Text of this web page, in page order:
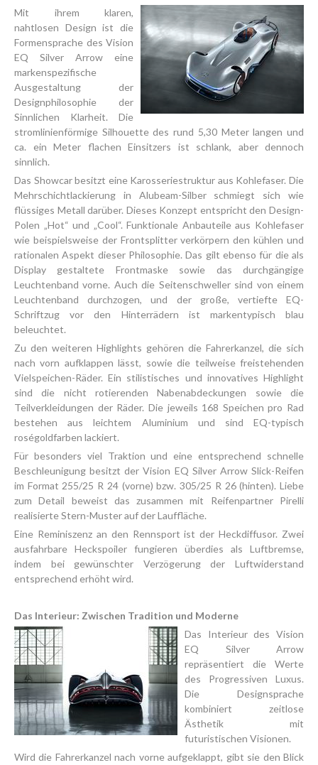
Mit ihrem klaren,
nahtlosen Design ist die
Formensprache des Vision
EQ Silver Arrow eine
markenspezifische
Ausgestaltung der
Designphilosophie der
Sinnlichen Klarheit. Die
stromlinienförmige Silhouette des rund 5,30 Meter langen und
ca. ein Meter flachen Einsitzers ist schlank, aber dennoch
sinnlich.
Das Showcar besitzt eine Karosseriestruktur aus Kohlefaser. Die
Mehrschichtlackierung in Alubeam-Silber schmiegt sich wie
flüssiges Metall darüber. Dieses Konzept entspricht den Design-
Polen „Hot“ und „Cool“. Funktionale Anbauteile aus Kohlefaser
wie beispielsweise der Frontsplitter verkörpern den kühlen und
rationalen Aspekt dieser Philosophie. Das gilt ebenso für die als
Display gestaltete Frontmaske sowie das durchgängige
Leuchtenband vorne. Auch die Seitenschweller sind von einem
Leuchtenband durchzogen, und der große, vertiefte EQ-
Schriftzug vor den Hinterrädern ist markentypisch blau
beleuchtet.
Zu den weiteren Highlights gehören die Fahrerkanzel, die sich
nach vorn aufklappen lässt, sowie die teilweise freistehenden
Vielspeichen-Räder. Ein stilistisches und innovatives Highlight
sind die nicht rotierenden Nabenabdeckungen sowie die
Teilverkleidungen der Räder. Die jeweils 168 Speichen pro Rad
bestehen aus leichtem Aluminium und sind EQ-typisch
roségoldfarben lackiert.
Für besonders viel Traktion und eine entsprechend schnelle
Beschleunigung besitzt der Vision EQ Silver Arrow Slick-Reifen
im Format 255/25 R 24 (vorne) bzw. 305/25 R 26 (hinten). Liebe
zum Detail beweist das zusammen mit Reifenpartner Pirelli
realisierte Stern-Muster auf der Lauffläche.
Eine Reminiszenz an den Rennsport ist der Heckdiffusor. Zwei
ausfahrbare Heckspoiler fungieren überdies als Luftbremse,
indem bei gewünschter Verzögerung der Luftwiderstand
entsprechend erhöht wird.
Das Interieur: Zwischen Tradition und Moderne
Das Interieur des Vision
EQ Silver Arrow
repräsentiert die Werte
des Progressiven Luxus.
Die Designsprache
kombiniert zeitlose
Ästhetik mit
futuristischen Visionen.
Wird die Fahrerkanzel nach vorne aufgeklappt, gibt sie den Blick